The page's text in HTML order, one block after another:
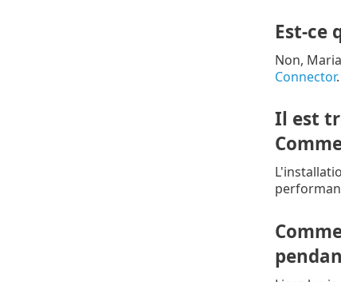
Est-ce
Non,
Connector
Il est